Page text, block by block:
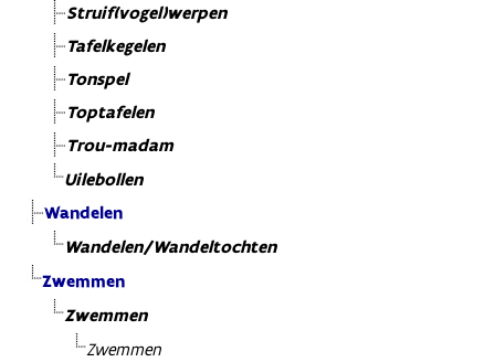
Struif(vogel)werpen
Tafelkegelen
Tonspel
Toptafelen
Trou-madam
Uilebollen
Wandelen
Wandelen/Wandeltochten
Zwemmen
Zwemmen
Zwemmen